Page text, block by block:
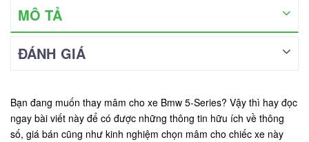
MÔ TẢ
ĐÁNH GIÁ
Bạn đang muốn thay mâm cho xe Bmw 5-Series? Vậy thì hay đọc
ngay bài viết này để có được những thông tin hữu ích về thông
số, giá bán cũng như kinh nghiệm chọn mâm cho chiếc xe này